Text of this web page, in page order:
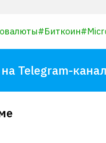
#Биткоин#
Telegram-